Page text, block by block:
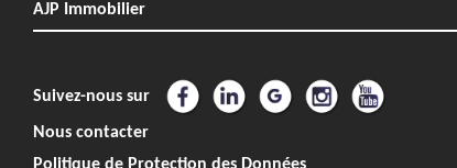
AJP Immobilier
Suivez-nous sur
Nous contacter